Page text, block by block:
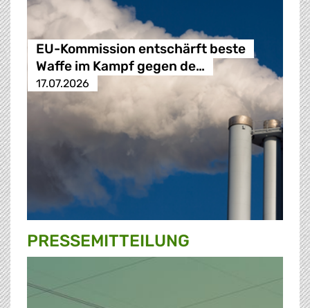
EU-Kommission entschärft beste
Waffe im Kampf gegen de…
17.07.2026
PRESSE­MITTEILUNG